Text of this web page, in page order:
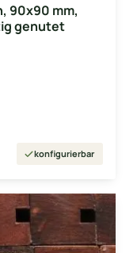
90x90 mm,
genutet
konfigurierbar